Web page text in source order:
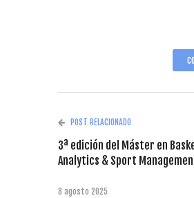
POST RELACIONADO
3ª edición del Máster en
Analytics & Sport
8 agosto 2025